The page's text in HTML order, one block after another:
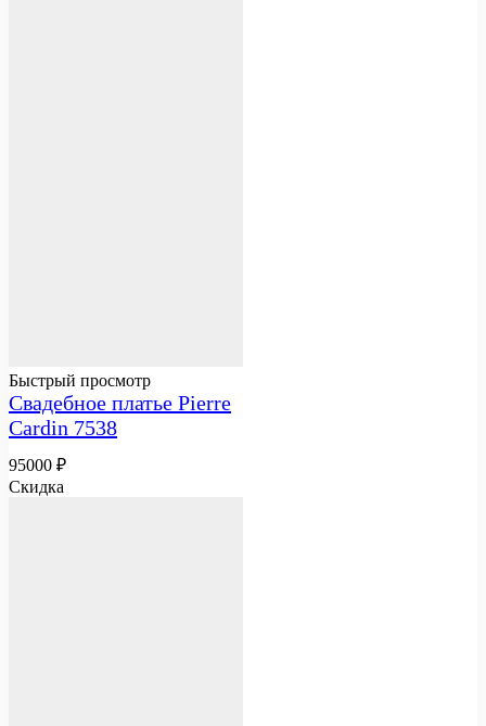
Быстрый просмотр
Свадебное платье Pierre
Cardin 7538
95000 ₽
Скидка